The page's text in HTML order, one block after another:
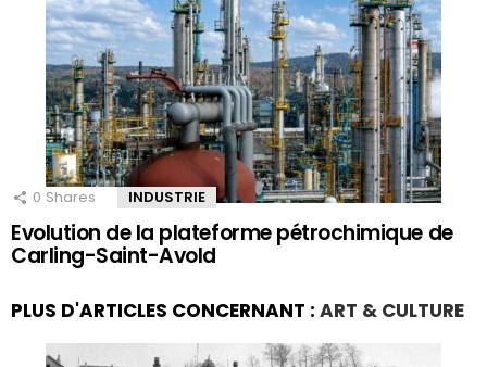
0 Shares INDUSTRIE
Evolution de la plateforme pétrochimique de
Carling-Saint-Avold
PLUS D'ARTICLES CONCERNANT : ART & CULTURE